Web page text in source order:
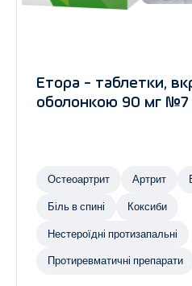
Етора - таблетки,
оболонкою 90 мг №7
Остеоартрит Артрит
Біль в спині Коксиби
Нестероїдні протизапальні
Протиревматичні препарати